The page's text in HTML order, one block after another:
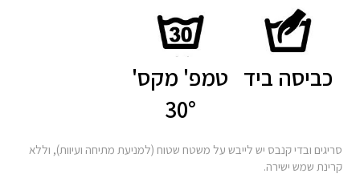
כביסה ביד טמפ' מקס'
30°
סריגים ובדי קנבס יש לייבש על משטח שטוח (למניעת מתיחה ועיוות), וללא
קרינת שמש ישירה.